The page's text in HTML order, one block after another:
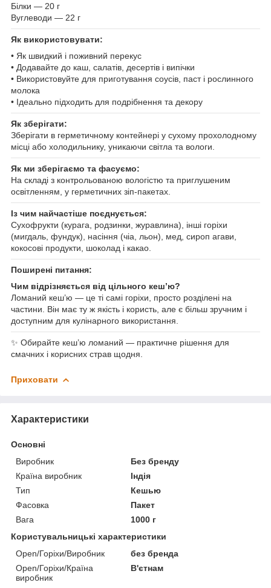
Білки — 20 г
Вуглеводи — 22 г
Як використовувати:
• Як швидкий і поживний перекус
• Додавайте до каш, салатів, десертів і випічки
• Використовуйте для приготування соусів, паст і рослинного
молока
• Ідеально підходить для подрібнення та декору
Як зберігати:
Зберігати в герметичному контейнері у сухому прохолодному
місці або холодильнику, уникаючи світла та вологи.
Як ми зберігаємо та фасуємо:
На складі з контрольованою вологістю та приглушеним
освітленням, у герметичних зіп-пакетах.
Із чим найчастіше поєднується:
Сухофрукти (курага, родзинки, журавлина), інші горіхи
(мигдаль, фундук), насіння (чіа, льон), мед, сироп агави,
кокосові продукти, шоколад і какао.
Поширені питання:
Чим відрізняється від цільного кеш’ю?
Ломаний кеш’ю — це ті самі горіхи, просто розділені на
частини. Він має ту ж якість і користь, але є більш зручним і
доступним для кулінарного використання.
✨ Обирайте кеш’ю ломаний — практичне рішення для
смачних і корисних страв щодня.
Приховати
Характеристики
Основні
Виробник
Без бренду
Країна виробник
Індія
Тип
Кешью
Фасовка
Пакет
Вага
1000 г
Користувальницькі характеристики
Open/Горіхи/Виробник
без бренда
Open/Горіхи/Країна
виробник
В'єтнам